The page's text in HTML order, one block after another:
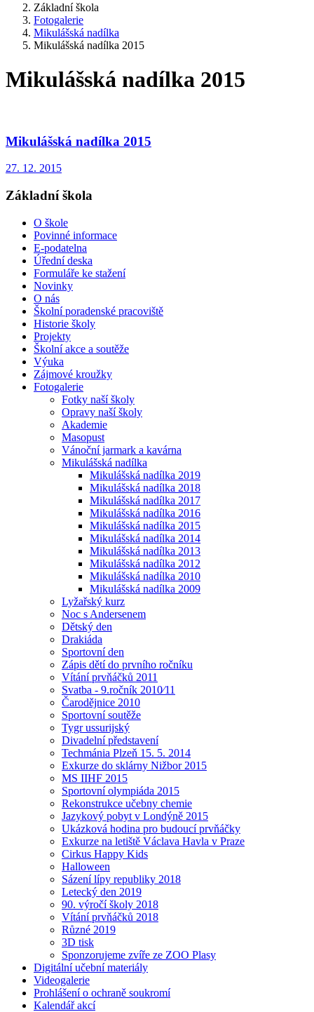
Základní škola
Fotogalerie
Mikulášská nadílka
Mikulášská nadílka 2015
Mikulášská nadílka 2015
Mikulášská nadílka 2015
27. 12. 2015
Základní škola
O škole
Povinné informace
E-podatelna
Úřední deska
Formuláře ke stažení
Novinky
O nás
Školní poradenské pracoviště
Historie školy
Projekty
Školní akce a soutěže
Výuka
Zájmové kroužky
Fotogalerie
Fotky naší školy
Opravy naší školy
Akademie
Masopust
Vánoční jarmark a kavárna
Mikulášská nadílka
Mikulášská nadílka 2019
Mikulášská nadílka 2018
Mikulášská nadílka 2017
Mikulášská nadílka 2016
Mikulášská nadílka 2015
Mikulášská nadílka 2014
Mikulášská nadílka 2013
Mikulášská nadílka 2012
Mikulášská nadílka 2010
Mikulášská nadílka 2009
Lyžařský kurz
Noc s Andersenem
Dětský den
Drakiáda
Sportovní den
Zápis dětí do prvního ročníku
Vítání prvňáčků 2011
Svatba - 9.ročník 2010⁄11
Čarodějnice 2010
Sportovní soutěže
Tygr ussurijský
Divadelní představení
Techmánia Plzeň 15. 5. 2014
Exkurze do sklárny Nižbor 2015
MS IIHF 2015
Sportovní olympiáda 2015
Rekonstrukce učebny chemie
Jazykový pobyt v Londýně 2015
Ukázková hodina pro budoucí prvňáčky
Exkurze na letiště Václava Havla v Praze
Cirkus Happy Kids
Halloween
Sázení lípy republiky 2018
Letecký den 2019
90. výročí školy 2018
Vítání prvňáčků 2018
Různé 2019
3D tisk
Sponzorujeme zvíře ze ZOO Plasy
Digitální učební materiály
Videogalerie
Prohlášení o ochraně soukromí
Kalendář akcí